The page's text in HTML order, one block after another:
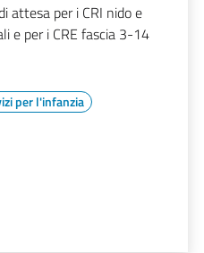
attesa per i CRI nido e
e per i CRE fascia 3-14
per l'infanzia